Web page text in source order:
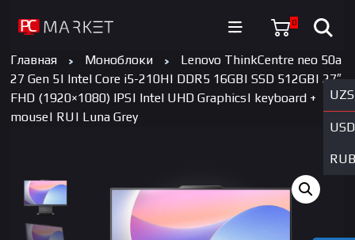
0
UZS
USD
RUB
Главная Моноблоки
Lenovo ThinkCentre neo 50a
27 Gen 5| Intel Core i5-210H| DDR5 16GB| SSD 512GB| 27″
FHD (1920×1080) IPS| Intel UHD Graphics| keyboard +
mouse| RU| Luna Grey